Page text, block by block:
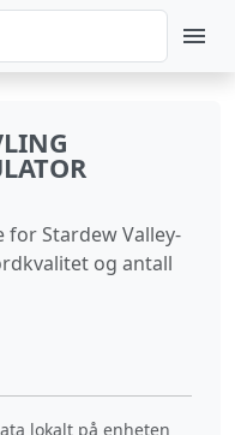
Stardew Valley-
og antall
lokalt på enheten